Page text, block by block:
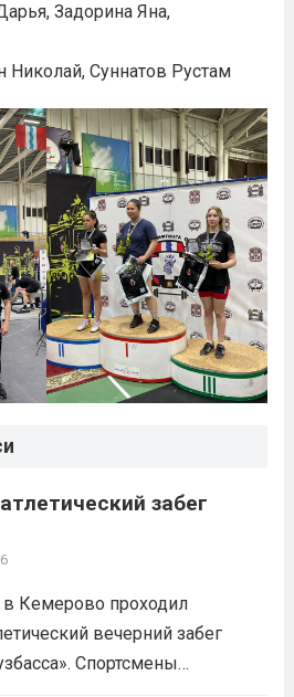
Задорина Яна,
Суннатов Рустам
забег
Кемерово проходил
вечерний забег
Спортсмены